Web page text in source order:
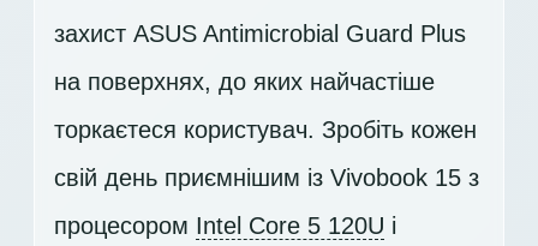
захист ASUS Antimicrobial Guard Plus
на поверхнях, до яких найчастіше
торкаєтеся користувач. Зробіть кожен
свій день приємнішим із Vivobook 15 з
процесором Intel Core 5 120U і